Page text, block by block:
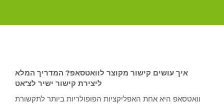
איך עושים קישור מקוצר לוואטסאפ? המדריך המלא
ליצירת קישור ישיר לצ'אט
וואטסאפ היא אחת האפליקציות הפופולריות ביותר לתקשורת